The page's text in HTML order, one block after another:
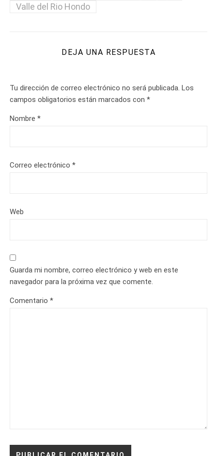
Valle del Rio Hondo
DEJA UNA RESPUESTA
Tu dirección de correo electrónico no será publicada. Los
campos obligatorios están marcados con *
Nombre *
Correo electrónico *
Web
Guarda mi nombre, correo electrónico y web en este
navegador para la próxima vez que comente.
Comentario *